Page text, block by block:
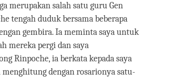
merupakan salah satu guru Gen
tengah duduk bersama beberapa
gembira. Ia meminta saya untuk
mereka pergi dan saya
Rinpoche, ia berkata kepada saya
dengan rosarionya satu-